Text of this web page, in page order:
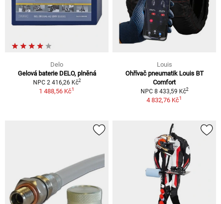
Delo
Gelová baterie DELO, plněná
NPC 2 416,26 Kč2
1 488,56 Kč1
Louis
Ohřívač pneumatik Louis BT
Comfort
NPC 8 433,59 Kč2
4 832,76 Kč1